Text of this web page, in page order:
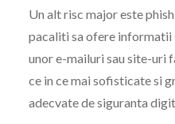
Un alt risc major este
pacaliti sa ofere
unor e-mailuri sau site-uri
ce in ce mai sofisticate si
adecvate de siguranta